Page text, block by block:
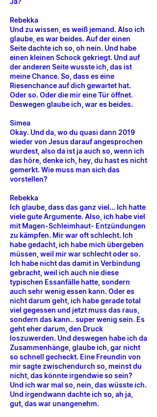
Rebekka
Und zu wissen, es weiß jemand. Also ich
glaube, es war beides. Auf der einen
Seite dachte ich so, oh nein. Und habe
einen kleinen Schock gekriegt. Und auf
der anderen Seite wusste ich, das ist
meine Chance. So, dass es eine
Riesenchance auf dich gewartet hat.
Oder so. Oder die mir eine Tür öffnet.
Deswegen glaube ich, war es beides.
Simea
Okay. Und da, wo du quasi dann 2019
wieder von Jesus darauf angesprochen
wurdest, also da ist ja auch so, wenn ich
das höre, denke ich, hey, du hast es nicht
gemerkt. Wie muss man sich das
vorstellen?
Rebekka
Ich glaube, dass das ganz viel... Ich hatte
viele gute Argumente. Also, ich habe viel
mit Magen-Schleimhaut- Entzündungen
zu kämpfen. Mir war oft schlecht. Ich
habe gedacht, ich habe mich übergeben
müssen, weil mir war schlecht oder so.
Ich habe nicht das damit in Verbindung
gebracht, weil ich auch nie diese
typischen Essanfälle hatte, sondern
auch sehr wenig essen kann. Oder es
nicht darum geht, ich habe gerade total
viel gegessen und jetzt muss das raus,
sondern das kann.. super wenig sein. Es
geht eher darum, den Druck
loszuwerden. Und deswegen habe ich da
Zusammenhänge, glaube ich, gar nicht
so schnell gecheckt. Eine Freundin von
mir sagte zwischendurch so, meinst du
nicht, das könnte irgendwie so sein?
Und ich war mal so, nein, das wüsste ich.
Und irgendwann dachte ich so, ah ja,
gut, das war unangenehm.